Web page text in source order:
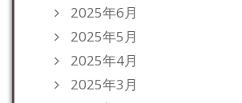
2025年6月
2025年5月
2025年4月
2025年3月